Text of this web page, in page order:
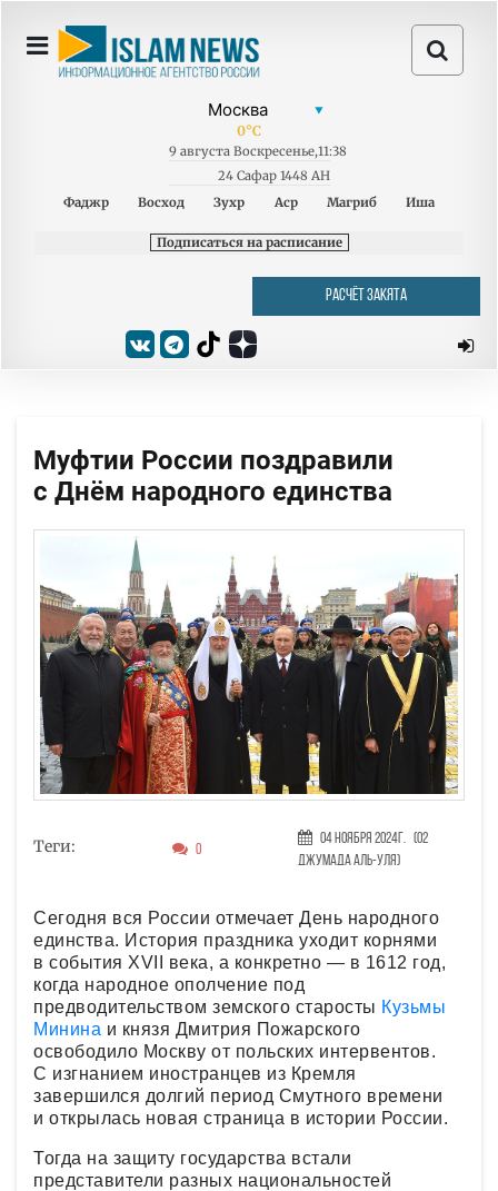
0°C
9 августа Воскресенье,11:38
24 Сафар 1448 AH
Фаджр
Восход Зухр Аср Магриб Иша
Подписаться на расписание
РАСЧЁТ ЗАКЯТА
Муфтии России поздравили
с Днём народного единства
Теги: 0
04 Ноября 2024г. (02
Джумада аль-уля)
Сегодня вся России отмечает День народного
единства. История праздника уходит корнями
в события XVII века, а конкретно — в 1612 год,
когда народное ополчение под
предводительством земского старосты Кузьмы
Минина и князя Дмитрия Пожарского
освободило Москву от польских интервентов.
С изгнанием иностранцев из Кремля
завершился долгий период Смутного времени
и открылась новая страница в истории России.
Тогда на защиту государства встали
представители разных национальностей